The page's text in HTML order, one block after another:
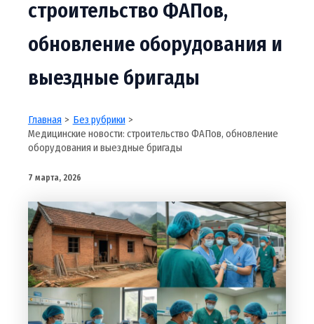
строительство ФАПов,
обновление оборудования и
выездные бригады
Главная
Без рубрики
Медицинские новости: строительство ФАПов, обновление
оборудования и выездные бригады
7 марта, 2026